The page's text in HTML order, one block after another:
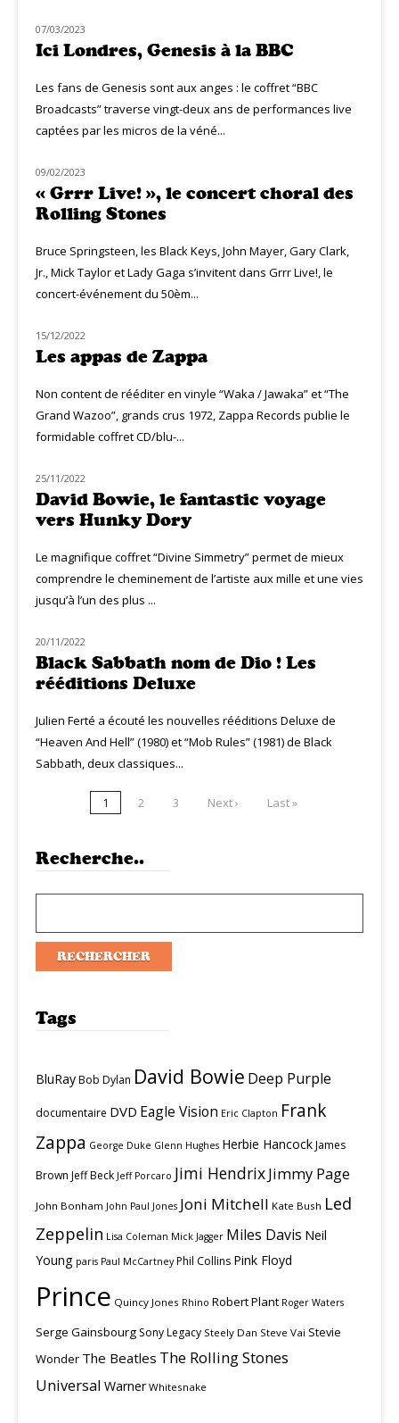
CLASSIQ ROCK
07/03/2023
Ici Londres, Genesis à la BBC
Les fans de Genesis sont aux anges : le coffret “BBC
Broadcasts” traverse vingt-deux ans de performances live
captées par les micros de la véné...
NOUVEAUTÉS
09/02/2023
« Grrr Live! », le concert choral des
Rolling Stones
Bruce Springsteen, les Black Keys, John Mayer, Gary Clark,
Jr., Mick Taylor et Lady Gaga s’invitent dans Grrr Live!, le
concert-événement du 50èm...
CLASSIQ ROCK
15/12/2022
Les appas de Zappa
Non content de rééditer en vinyle “Waka / Jawaka” et “The
Grand Wazoo”, grands crus 1972, Zappa Records publie le
formidable coffret CD/blu-...
CLASSIQ ROCK
25/11/2022
David Bowie, le fantastic voyage
vers Hunky Dory
Le magnifique coffret “Divine Simmetry” permet de mieux
comprendre le cheminement de l’artiste aux mille et une vies
jusqu’à l’un des plus ...
CLASSIQ ROCK
20/11/2022
Black Sabbath nom de Dio ! Les
rééditions Deluxe
Julien Ferté a écouté les nouvelles rééditions Deluxe de
“Heaven And Hell” (1980) et “Mob Rules” (1981) de Black
Sabbath, deux classiques...
1 2 3 Next › Last »
Recherche..
Tags
BluRayBob Dylan David Bowie Deep Purple
documentaire DVD Eagle Vision Eric Clapton Frank
Zappa George Duke Glenn Hughes Herbie HancockJames
Brown Jeff Beck Jeff Porcaro Jimi HendrixJimmy Page
John Bonham John Paul Jones Joni Mitchell Kate Bush Led
Zeppelin Lisa Coleman Mick Jagger Miles Davis Neil
Young paris Paul McCartney Phil Collins Pink Floyd
Prince Quincy Jones Rhino Robert Plant Roger Waters
Serge Gainsbourg Sony Legacy Steely Dan Steve Vai Stevie
Wonder The Beatles The Rolling Stones
Universal Warner Whitesnake